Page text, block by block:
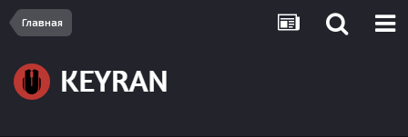
Главная